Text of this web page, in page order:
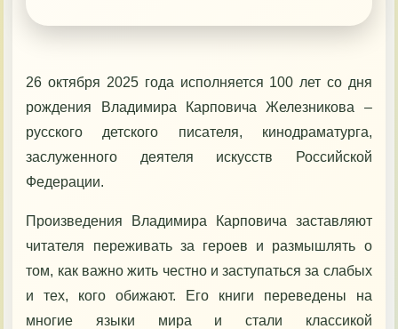
26 октября 2025 года исполняется 100 лет со дня
рождения Владимира Карповича Железникова –
русского детского писателя, кинодраматурга,
заслуженного деятеля искусств Российской
Федерации.
Произведения Владимира Карповича заставляют
читателя переживать за героев и размышлять о
том, как важно жить честно и заступаться за слабых
и тех, кого обижают. Его книги переведены на
многие языки мира и стали классикой